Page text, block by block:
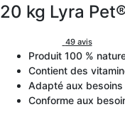
20 kg Lyra
49 avis
Produit 100 %
Contient des
Adapté aux
Conforme aux